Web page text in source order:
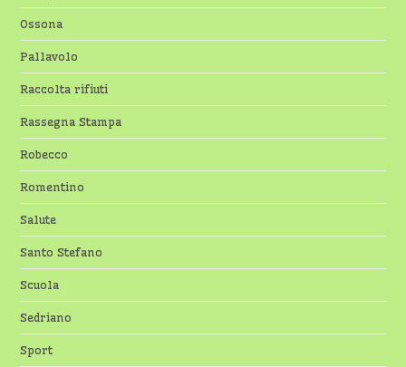
Ossona
Pallavolo
Raccolta rifiuti
Rassegna Stampa
Robecco
Romentino
Salute
Santo Stefano
Scuola
Sedriano
Sport